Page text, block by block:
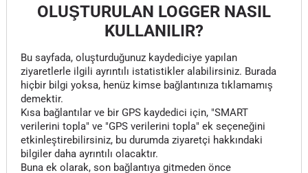
OLUŞTURULAN LOGGER NASIL
KULLANILIR?
Bu sayfada, oluşturduğunuz kaydediciye yapılan
ziyaretlerle ilgili ayrıntılı istatistikler alabilirsiniz. Burada
hiçbir bilgi yoksa, henüz kimse bağlantınıza tıklamamış
demektir.
Kısa bağlantılar ve bir GPS kaydedici için, "SMART
verilerini topla" ve "GPS verilerini topla" ek seçeneğini
etkinleştirebilirsiniz, bu durumda ziyaretçi hakkındaki
bilgiler daha ayrıntılı olacaktır.
Buna ek olarak, son bağlantıya gitmeden önce